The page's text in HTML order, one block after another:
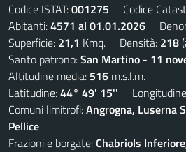
Codice ISTAT:001275 Codice
Abitanti:4571 al 01.01.2026
Superficie: 21,1 Kmq. Densità: 218
Santo patrono:San Martino - 11
Altitudine media: 516 m.s.l.m.
Latitudine:44° 49' 15''
Comuni limitrofi:Angrogna, Luserna
Pellice
Frazioni e borgate:Chabriols